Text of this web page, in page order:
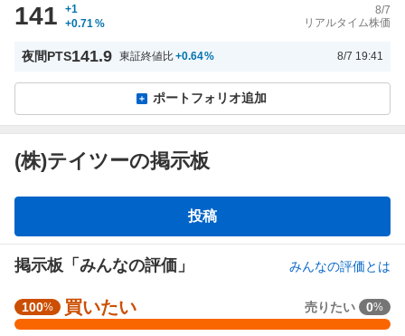
141
+1
+0.71 %
8/7
リアルタイム株価
夜間PTS141.9 東証終値比+0.64% 8/7 19:41
ポートフォリオ追加
(株)テイツーの掲示板
板
投稿
掲示板「みんなの評価」 みんなの評価とは
強
く
100% 買いたい 売りたい 0%